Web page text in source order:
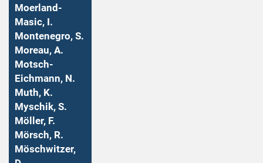
Moerland-
Masic, I.
Montenegro, S.
Moreau, A.
Motsch-
Eichmann, N.
Muth, K.
Myschik, S.
Möller, F.
Mörsch, R.
Möschwitzer,